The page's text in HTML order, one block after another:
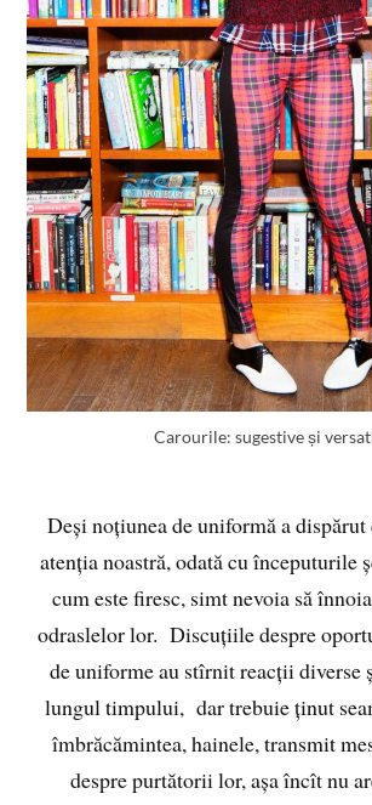
Carourile: sugestive și
Deși noțiunea de uniformă a
atenția noastră, odată cu începuturile
cum este firesc, simt nevoia să
odraslelor lor. Discuțiile despre
de uniforme au stîrnit reacții diverse
lungul timpului, dar trebuie ținut
îmbrăcămintea, hainele, transmit
despre purtătorii lor, așa încît nu